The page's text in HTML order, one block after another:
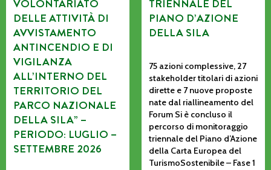
VOLONTARIATO
DELLE ATTIVITÀ DI
AVVISTAMENTO
ANTINCENDIO E DI
VIGILANZA
ALL’INTERNO DEL
TERRITORIO DEL
PARCO NAZIONALE
DELLA SILA” –
PERIODO: LUGLIO –
SETTEMBRE 2026
TRIENNALE DEL
PIANO D’AZIONE
DELLA SILA
75 azioni complessive, 27
stakeholder titolari di azioni
dirette e 7 nuove proposte
nate dal riallineamento del
Forum Si è concluso il
percorso di monitoraggio
triennale del Piano d’Azione
della Carta Europea del
TurismoSostenibile – Fase 1